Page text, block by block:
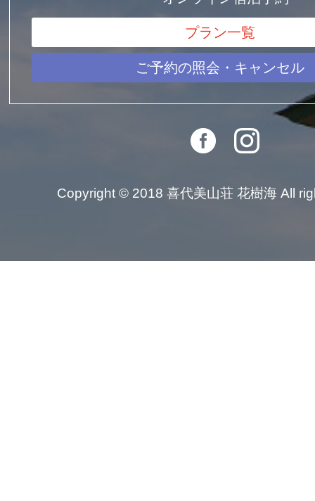
プラン一覧
ご予約の照会・キャンセル
Copyright © 2018 喜代美山荘 花樹海 All